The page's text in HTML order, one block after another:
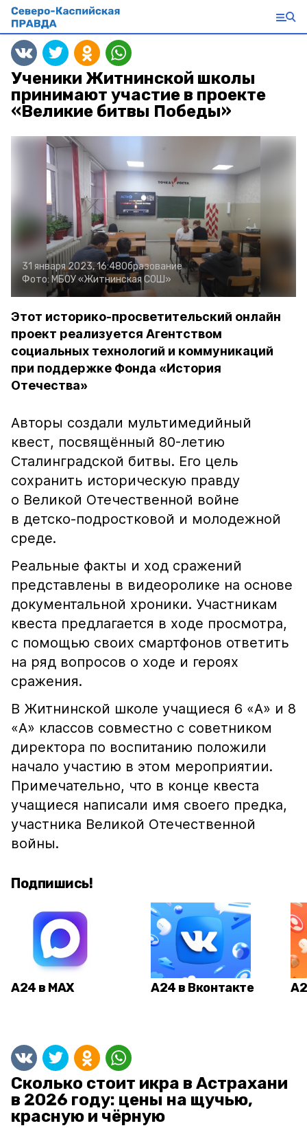
Ученики Житнинской школы
принимают участие в проекте
«Великие битвы Победы»
31 января 2023, 16:48Образование
Фото: МБОУ «Житнинская СОШ»
Этот историко-просветительский онлайн
проект реализуется Агентством
социальных технологий и коммуникаций
при поддержке Фонда «История
Отечества»
Авторы создали мультимедийный
квест, посвящённый 80-летию
Сталинградской битвы. Его цель
сохранить историческую правду
о Великой Отечественной войне
в детско-подростковой и молодежной
среде.
Реальные факты и ход сражений
представлены в видеоролике на основе
документальной хроники. Участникам
квеста предлагается в ходе просмотра,
с помощью своих смартфонов ответить
на ряд вопросов о ходе и героях
сражения.
В Житнинской школе учащиеся 6 «А» и 8
«А» классов совместно с советником
директора по воспитанию положили
начало участию в этом мероприятии.
Примечательно, что в конце квеста
учащиеся написали имя своего предка,
участника Великой Отечественной
войны.
Подпишись!
А24 в MAX А24 в Вконтакте
Сколько стоит икра в Астрахани
в 2026 году: цены на щучью,
красную и чёрную